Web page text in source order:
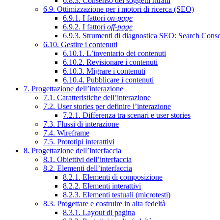
6.9. Ottimizzazione per i motori di ricerca (SEO)
6.9.1. I fattori on-page
6.9.2. I fattori off-page
6.9.3. Strumenti di diagnostica SEO: Search
6.10. Gestire i contenuti
6.10.1. L’inventario dei contenuti
6.10.2. Revisionare i contenuti
6.10.3. Migrare i contenuti
6.10.4. Pubblicare i contenuti
7. Progettazione dell’interazione
7.1. Caratteristiche dell’interazione
7.2. User stories per definire l’interazione
7.2.1. Differenza tra scenari e user stories
7.3. Flussi di interazione
7.4. Wireframe
7.5. Prototipi interattivi
8. Progettazione dell’interfaccia
8.1. Obiettivi dell’interfaccia
8.2. Elementi dell’interfaccia
8.2.1. Elementi di composizione
8.2.2. Elementi interattivi
8.2.3. Elementi testuali (microtesti)
8.3. Progettare e costruire in alta fedeltà
8.3.1. Layout di pagina